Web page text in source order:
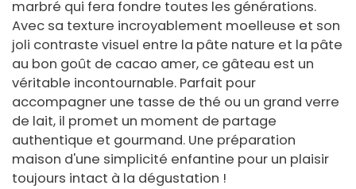
marbré qui fera fondre toutes les générations.
Avec sa texture incroyablement moelleuse et son
joli contraste visuel entre la pâte nature et la pâte
au bon goût de cacao amer, ce gâteau est un
véritable incontournable. Parfait pour
accompagner une tasse de thé ou un grand verre
de lait, il promet un moment de partage
authentique et gourmand. Une préparation
maison d'une simplicité enfantine pour un plaisir
toujours intact à la dégustation !